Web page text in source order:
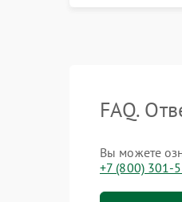
FAQ.
Вы можете
+7 (800) 301-